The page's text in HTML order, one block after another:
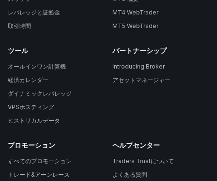
レバレッジと証拠金
取引時間
MT4 WebTrader
MT5 WebTrader
ツール
オールインワン計算機
経済カレンダー
ダイナミックレバレッジ
VPSホスティング
ヒストリカルデータ
パートナーシップ
Introducing Broker
アセットマネージャー
プロモーション
すべてのプロモーション
トレード&アーンレース
ヘルプセンター
Traders Trustについて
よくある質問